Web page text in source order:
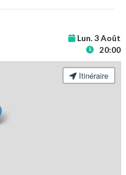
Lun. 3 Août
20:00
Itinéraire